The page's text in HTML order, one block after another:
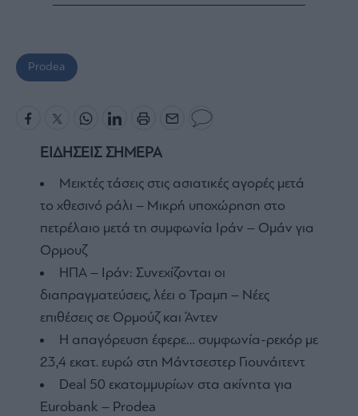
Prodea
ΕΙΔΗΣΕΙΣ ΣΗΜΕΡΑ
Μεικτές τάσεις στις ασιατικές αγορές μετά
το χθεσινό ράλι – Mικρή υποχώρηση στο
πετρέλαιο μετά τη συμφωνία Ιράν – Ομάν για
Ορμουζ
ΗΠΑ – Ιράν: Συνεχίζονται οι
διαπραγματεύσεις, λέει ο Τραμπ – Νέες
επιθέσεις σε Ορμούζ και Άντεν
Η απαγόρευση έφερε… συμφωνία-ρεκόρ με
23,4 εκατ. ευρώ στη Μάντσεστερ Γιουνάιτεντ
Deal 50 εκατομμυρίων στα ακίνητα για
Eurobank – Prodea